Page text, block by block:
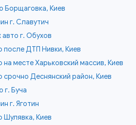
Борщаговка, Киев
г. Славутич
г. Обухов
после ДТП Нивки, Киев
на месте Харьковский массив, Киев
срочно Деснянский район, Киев
г. Буча
г. Яготин
Шулявка, Киев